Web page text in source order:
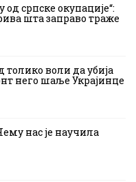
српске окупације“:
шта заправо траже
толико воли да убија
него шаље Украјинце
нас је научила